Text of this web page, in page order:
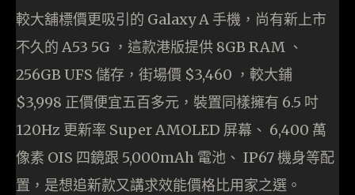
較大舖標價更吸引的 Galaxy A 手機，尚有新上市
不久的 A53 5G ，這款港版提供 8GB RAM 、
256GB UFS 儲存，街場價 $3,460 ，較大鋪
$3,998 正價便宜五百多元，裝置同樣擁有 6.5 吋
120Hz 更新率 Super AMOLED 屏幕、 6,400 萬
像素 OIS 四鏡跟 5,000mAh 電池、 IP67 機身等配
置，是想追新款又講求效能價格比用家之選。